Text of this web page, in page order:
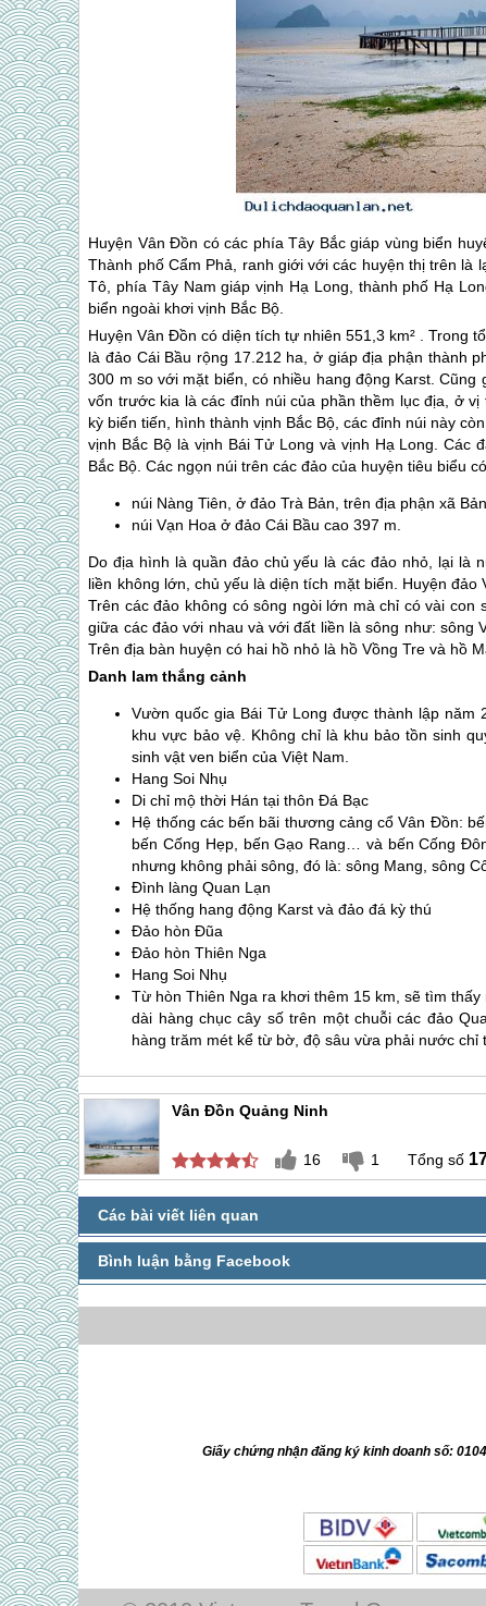
Huyện Vân Đồn có các phía Tây Bắc giáp vùng biển
Thành phố Cẩm Phả, ranh giới với các huyện thị trên là
Tô, phía Tây Nam giáp vịnh Hạ Long, thành phố Hạ
biển ngoài khơi vịnh Bắc Bộ.
Huyện Vân Đồn có diện tích tự nhiên 551,3 km² . Trong
là đảo Cái Bầu rộng 17.212 ha, ở giáp địa phận thành
300 m so với mặt biển, có nhiều hang động Karst.
vốn trước kia là các đỉnh núi của phần thềm lục địa, ở
kỳ biển tiến, hình thành vịnh Bắc Bộ, các đỉnh núi này
vịnh Bắc Bộ là vịnh Bái Tử Long và vịnh Hạ Long. Các
Bắc Bộ. Các ngọn núi trên các đảo của huyện tiêu biểu
núi Nàng Tiên, ở đảo Trà Bản, trên địa phận xã
núi Vạn Hoa ở đảo Cái Bầu cao 397 m.
Do địa hình là quần đảo chủ yếu là các đảo nhỏ, lại là
liền không lớn, chủ yếu là diện tích mặt biển. Huyện
Trên các đảo không có sông ngòi lớn mà chỉ có vài
giữa các đảo với nhau và với đất liền là sông như:
Trên địa bàn huyện có hai hồ nhỏ là hồ Vồng Tre và hồ
Danh lam thắng cảnh
Vườn quốc gia Bái Tử Long được thành lập năm
khu vực bảo vệ. Không chỉ là khu bảo tồn sinh
sinh vật ven biển của Việt Nam.
Hang Soi Nhụ
Di chỉ mộ thời Hán tại thôn Đá Bạc
Hệ thống các bến bãi thương cảng cổ Vân Đồn:
bến Cống Hẹp, bến Gạo Rang… và bến Cống
nhưng không phải sông, đó là: sông Mang, sông
Đình làngQuan Lạn
Hệ thống hang động Karst và đảo đá kỳ thú
Đảo hòn Đũa
Đảo hòn Thiên Nga
Hang Soi Nhụ
Từ hòn Thiên Nga ra khơi thêm 15 km, sẽ tìm
dài hàng chục cây số trên một chuỗi các đảo
hàng trăm mét kể từ bờ, độ sâu vừa phải nước chỉ
Vân Đồn Quảng Ninh
16 1
Giấy chứng nhận đăng ký kinh doanh số: